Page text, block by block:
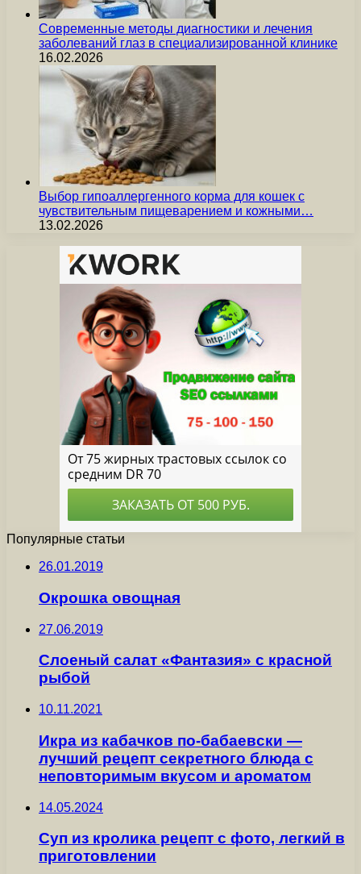
Современные методы диагностики и лечения
заболеваний глаз в специализированной клинике
16.02.2026
Выбор гипоаллергенного корма для кошек с
чувствительным пищеварением и кожными…
13.02.2026
Популярные статьи
26.01.2019
Окрошка овощная
27.06.2019
Слоеный салат «Фантазия» с красной
рыбой
10.11.2021
Икра из кабачков по-бабаевски —
лучший рецепт секретного блюда с
неповторимым вкусом и ароматом
14.05.2024
Суп из кролика рецепт с фото, легкий в
приготовлении